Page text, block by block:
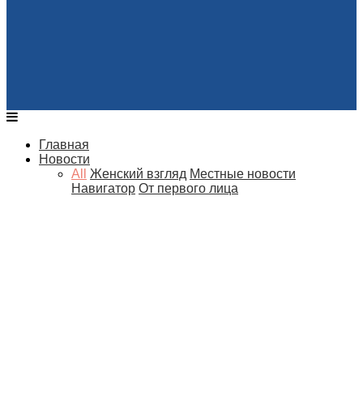
Главная
Новости
All
Женский взгляд Местные новости
Навигатор От первого лица